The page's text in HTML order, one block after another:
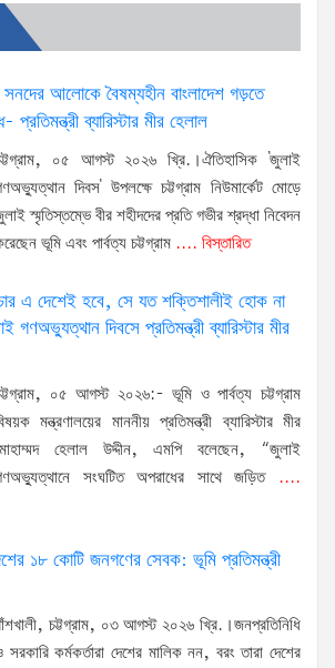
আলোকে বৈষম্যহীন বাংলাদেশ গড়তে
ব্যারিস্টার মীর হেলাল
০৫ আগস্ট ২০২৬ খ্রি.।ঐতিহাসিক 'জুলাই
দিবস' উপলক্ষে চট্টগ্রাম নিউমার্কেট মোড়ে
স্মৃতিস্তম্ভে বীর শহীদদের প্রতি গভীর শ্রদ্ধা নিবেদন
ভূমি এবং পার্বত্য চট্টগ্রাম .... বিস্তারিত
এ দেশেই হবে, সে যত শক্তিশালীই হোক না
দিবসে প্রতিমন্ত্রী ব্যারিস্টার মীর
০৫ আগস্ট ২০২৬:- ভূমি ও পার্বত্য চট্টগ্রাম
মন্ত্রণালয়ের মাননীয় প্রতিমন্ত্রী ব্যারিস্টার মীর
হেলাল উদ্দীন, এমপি বলেছেন, “জুলাই
সংঘটিত অপরাধের সাথে জড়িত....
১৮ কোটি জনগণের সেবক: ভূমি প্রতিমন্ত্রী
চট্টগ্রাম, ০৩ আগস্ট ২০২৬ খ্রি.।জনপ্রতিনিধি
সরকারি কর্মকর্তারা দেশের মালিক নন, বরং তারা দেশের